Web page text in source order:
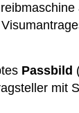
Passbild
mit